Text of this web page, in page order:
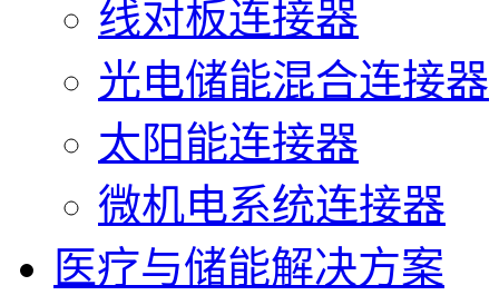
线对板连接器
光电储能混合连接器
太阳能连接器
微机电系统连接器
医疗与储能解决方案